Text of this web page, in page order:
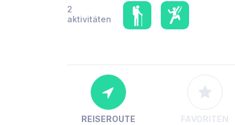
2
aktivitäten
REISEROUTE FAVORITEN